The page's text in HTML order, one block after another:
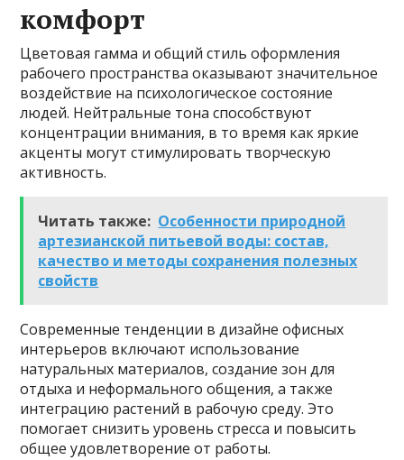
комфорт
Цветовая гамма и общий стиль оформления
рабочего пространства оказывают значительное
воздействие на психологическое состояние
людей. Нейтральные тона способствуют
концентрации внимания, в то время как яркие
акценты могут стимулировать творческую
активность.
Читать также: Особенности природной
артезианской питьевой воды: состав,
качество и методы сохранения полезных
свойств
Современные тенденции в дизайне офисных
интерьеров включают использование
натуральных материалов, создание зон для
отдыха и неформального общения, а также
интеграцию растений в рабочую среду. Это
помогает снизить уровень стресса и повысить
общее удовлетворение от работы.